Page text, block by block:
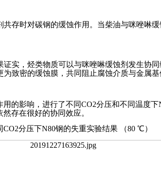
存时对碳钢的缓蚀作用。当柴油与咪唑啉
实，烃类物质可以与咪唑啉缓蚀剂发生协
致密的缓蚀膜，共同阻止腐蚀介质与金属基
的影响，进行了不同CO2分压和不同温度
存在很好的协同效应。
CO2分压下N80钢的失重实验结果 （80 ℃）